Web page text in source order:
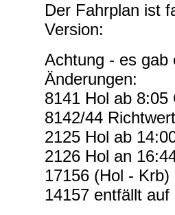
Der Fahrplan ist
Version:
Achtung - es
Änderungen:
8141 Hol ab
8142/44
2125 Hol ab
2126 Hol an
17156 (Hol - Krb)
14157 entfällt